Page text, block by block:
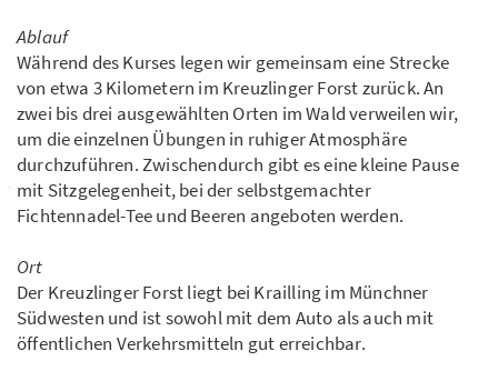
Ablauf
Während des Kurses legen wir gemeinsam eine Strecke
von etwa 3 Kilometern im Kreuzlinger Forst zurück. An
zwei bis drei ausgewählten Orten im Wald verweilen wir,
um die einzelnen Übungen in ruhiger Atmosphäre
durchzuführen. Zwischendurch gibt es eine kleine Pause
mit Sitzgelegenheit, bei der selbstgemachter
Fichtennadel-Tee und Beeren angeboten werden.
Ort
Der Kreuzlinger Forst liegt bei Krailling im Münchner
Südwesten und ist sowohl mit dem Auto als auch mit
öffentlichen Verkehrsmitteln gut erreichbar.